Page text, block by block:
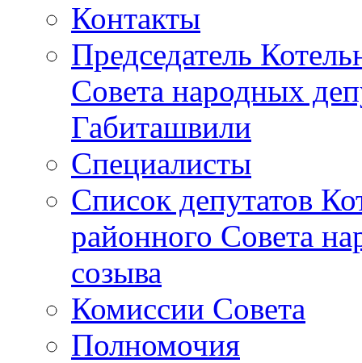
Контакты
Председатель
Совета народных
Габиташвили
Специалисты
Список депутатов
районного Совета
созыва
Комиссии Совета
Полномочия